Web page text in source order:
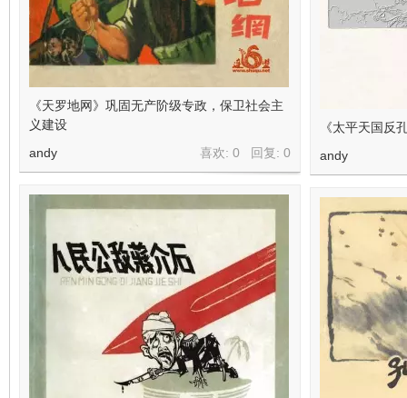
《太平天国反
andy
《天罗地网》巩固无产阶级专政，保卫社会主
义建设
喜欢: 0 回复: 0
andy